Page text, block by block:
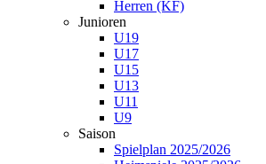
Herren (KF)
Junioren
U19
U17
U15
U13
U11
U9
Saison
Spielplan 2025/2026